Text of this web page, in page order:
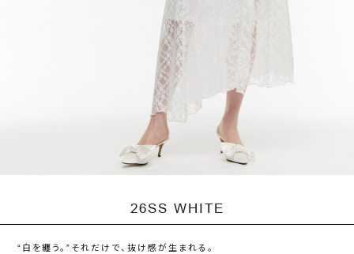
26SS WHITE
“白を纏う。”それだけで、抜け感が生まれる。